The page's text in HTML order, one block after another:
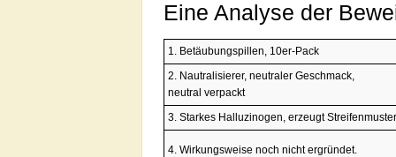
Eine Analyse der
1. Betäubungspillen, 10er-Pack
2. Nautralisierer, neutraler Geschmack,
neutral verpackt
3. Starkes Halluzinogen, erzeugt
4. Wirkungsweise noch nicht ergründet.